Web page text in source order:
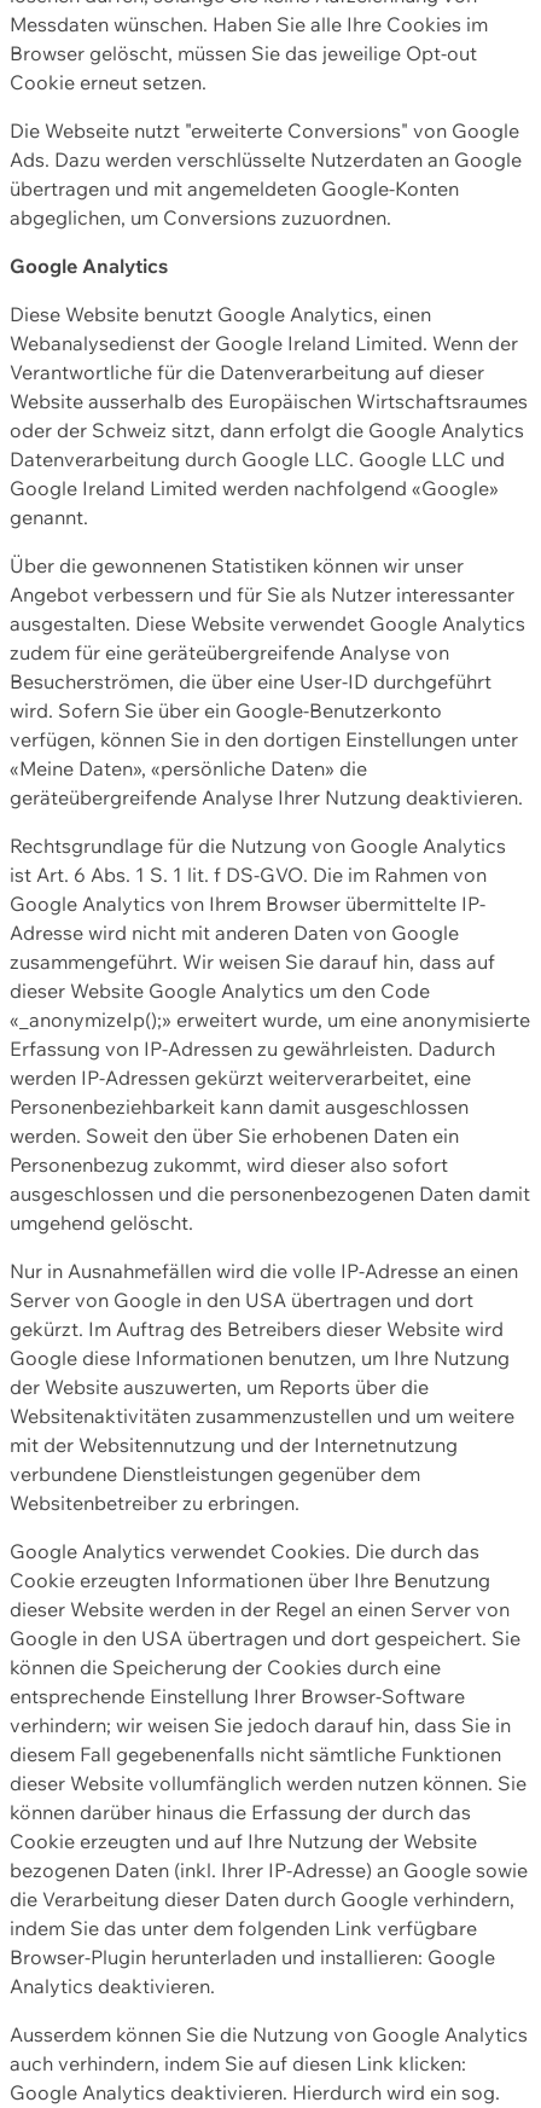
Messdaten wünschen. Haben Sie alle Ihre Cookies im
Browser gelöscht, müssen Sie das jeweilige Opt-out
Cookie erneut setzen.
Die Webseite nutzt "erweiterte Conversions" von Google
Ads. Dazu werden verschlüsselte Nutzerdaten an Google
übertragen und mit angemeldeten Google-Konten
abgeglichen, um Conversions zuzuordnen.
Google Analytics
Diese Website benutzt Google Analytics, einen
Webanalysedienst der Google Ireland Limited. Wenn der
Verantwortliche für die Datenverarbeitung auf dieser
Website ausserhalb des Europäischen Wirtschaftsraumes
oder der Schweiz sitzt, dann erfolgt die Google Analytics
Datenverarbeitung durch Google LLC. Google LLC und
Google Ireland Limited werden nachfolgend «Google»
genannt.
Über die gewonnenen Statistiken können wir unser
Angebot verbessern und für Sie als Nutzer interessanter
ausgestalten. Diese Website verwendet Google Analytics
zudem für eine geräteübergreifende Analyse von
Besucherströmen, die über eine User-ID durchgeführt
wird. Sofern Sie über ein Google-Benutzerkonto
verfügen, können Sie in den dortigen Einstellungen unter
«Meine Daten», «persönliche Daten» die
geräteübergreifende Analyse Ihrer Nutzung deaktivieren.
Rechtsgrundlage für die Nutzung von Google Analytics
ist Art. 6 Abs. 1 S. 1 lit. f DS-GVO. Die im Rahmen von
Google Analytics von Ihrem Browser übermittelte IP-
Adresse wird nicht mit anderen Daten von Google
zusammengeführt. Wir weisen Sie darauf hin, dass auf
dieser Website Google Analytics um den Code
«_anonymizeIp();» erweitert wurde, um eine anonymisierte
Erfassung von IP-Adressen zu gewährleisten. Dadurch
werden IP-Adressen gekürzt weiterverarbeitet, eine
Personenbeziehbarkeit kann damit ausgeschlossen
werden. Soweit den über Sie erhobenen Daten ein
Personenbezug zukommt, wird dieser also sofort
ausgeschlossen und die personenbezogenen Daten damit
umgehend gelöscht.
Nur in Ausnahmefällen wird die volle IP-Adresse an einen
Server von Google in den USA übertragen und dort
gekürzt. Im Auftrag des Betreibers dieser Website wird
Google diese Informationen benutzen, um Ihre Nutzung
der Website auszuwerten, um Reports über die
Websitenaktivitäten zusammenzustellen und um weitere
mit der Websitennutzung und der Internetnutzung
verbundene Dienstleistungen gegenüber dem
Websitenbetreiber zu erbringen.
Google Analytics verwendet Cookies. Die durch das
Cookie erzeugten Informationen über Ihre Benutzung
dieser Website werden in der Regel an einen Server von
Google in den USA übertragen und dort gespeichert. Sie
können die Speicherung der Cookies durch eine
entsprechende Einstellung Ihrer Browser-Software
verhindern; wir weisen Sie jedoch darauf hin, dass Sie in
diesem Fall gegebenenfalls nicht sämtliche Funktionen
dieser Website vollumfänglich werden nutzen können. Sie
können darüber hinaus die Erfassung der durch das
Cookie erzeugten und auf Ihre Nutzung der Website
bezogenen Daten (inkl. Ihrer IP-Adresse) an Google sowie
die Verarbeitung dieser Daten durch Google verhindern,
indem Sie das unter dem folgenden Link verfügbare
Browser-Plugin herunterladen und installieren: Google
Analytics deaktivieren.
Ausserdem können Sie die Nutzung von Google Analytics
auch verhindern, indem Sie auf diesen Link klicken:
Google Analytics deaktivieren. Hierdurch wird ein sog.